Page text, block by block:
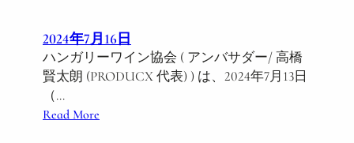
共
同
ベ
ト
2024年7月16日
ハンガリーワイン協会 ( アンバサダー/ 高橋
賢太朗 (PRODUCX 代表) ) は、2024年7月13日
（…
Read More